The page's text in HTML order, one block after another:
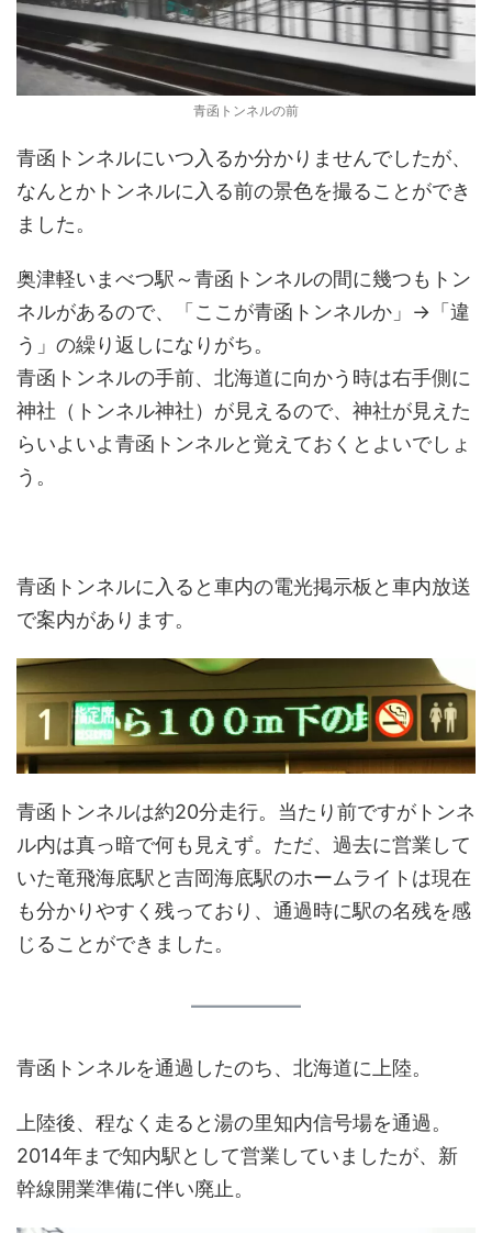
青函トンネルの前
青函トンネルにいつ入るか分かりませんでしたが、
なんとかトンネルに入る前の景色を撮ることができ
ました。
奥津軽いまべつ駅～青函トンネルの間に幾つもトン
ネルがあるので、「ここが青函トンネルか」→「違
う」の繰り返しになりがち。
青函トンネルの手前、北海道に向かう時は右手側に
神社（トンネル神社）が見えるので、神社が見えた
らいよいよ青函トンネルと覚えておくとよいでしょ
う。
青函トンネルに入ると車内の電光掲示板と車内放送
で案内があります。
青函トンネルは約20分走行。当たり前ですがトンネ
ル内は真っ暗で何も見えず。ただ、過去に営業して
いた竜飛海底駅と吉岡海底駅のホームライトは現在
も分かりやすく残っており、通過時に駅の名残を感
じることができました。
青函トンネルを通過したのち、北海道に上陸。
上陸後、程なく走ると湯の里知内信号場を通過。
2014年まで知内駅として営業していましたが、新
幹線開業準備に伴い廃止。